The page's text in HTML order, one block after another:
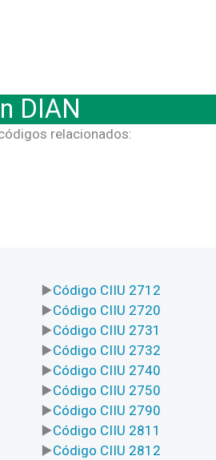
DIAN
relacionados:
Código CIIU 2712
Código CIIU 2720
Código CIIU 2731
Código CIIU 2732
Código CIIU 2740
Código CIIU 2750
Código CIIU 2790
Código CIIU 2811
Código CIIU 2812